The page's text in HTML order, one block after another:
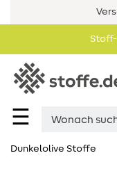
☰
Dunkelolive Stoffe